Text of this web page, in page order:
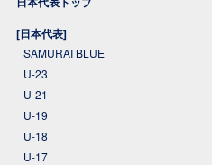
[日本代表]
SAMURAI BLUE
U-23
U-21
U-19
U-18
U-17